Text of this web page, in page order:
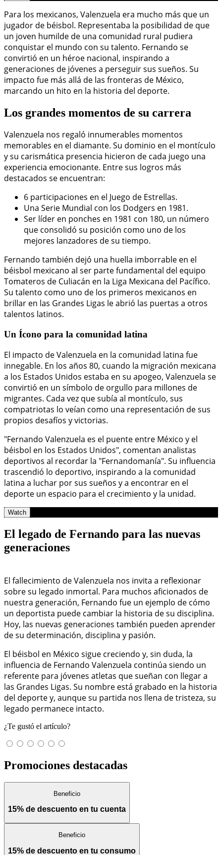
Para los mexicanos, Valenzuela era mucho más que un
jugador de béisbol. Representaba la posibilidad de que
un joven humilde de una comunidad rural pudiera
conquistar el mundo con su talento. Fernando se
convirtió en un héroe nacional, inspirando a
generaciones de jóvenes a perseguir sus sueños. Su
impacto fue más allá de las fronteras de México,
marcando un hito en la historia del deporte.
Los grandes momentos de su carrera
Valenzuela nos regaló innumerables momentos
memorables en el diamante. Su dominio en el montículo
y su carismática presencia hicieron de cada juego una
experiencia emocionante. Entre sus logros más
destacados se encuentran:
6 participaciones en el Juego de Estrellas.
Una Serie Mundial con los Dodgers en 1981.
Ser líder en ponches en 1981 con 180, un número
que consolidó su posición como uno de los
mejores lanzadores de su tiempo.
Fernando también dejó una huella imborrable en el
béisbol mexicano al ser parte fundamental del equipo
Tomateros de Culiacán en la Liga Mexicana del Pacífico.
Su talento como uno de los primeros mexicanos en
brillar en las Grandes Ligas le abrió las puertas a otros
talentos latinos.
Un Ícono para la comunidad latina
El impacto de Valenzuela en la comunidad latina fue
innegable. En los años 80, cuando la migración mexicana
a los Estados Unidos estaba en su apogeo, Valenzuela se
convirtió en un símbolo de orgullo para millones de
migrantes. Cada vez que subía al montículo, sus
compatriotas lo veían como una representación de sus
propios desafíos y victorias.
"Fernando Valenzuela es el puente entre México y el
béisbol en los Estados Unidos", comentan analistas
deportivos al recordar la "Fernandomanía". Su influencia
trascendió lo deportivo, inspirando a la comunidad
latina a luchar por sus sueños y a encontrar en el
deporte un espacio para el crecimiento y la unidad.
Watch
El legado de Fernando para las nuevas
generaciones
El fallecimiento de Valenzuela nos invita a reflexionar
sobre su legado inmortal. Para muchos aficionados de
nuestra generación, Fernando fue un ejemplo de cómo
un deportista puede cambiar la historia de su disciplina.
Hoy, las nuevas generaciones también pueden aprender
de su determinación, disciplina y pasión.
El béisbol en México sigue creciendo y, sin duda, la
influencia de Fernando Valenzuela continúa siendo un
referente para jóvenes atletas que sueñan con llegar a
las Grandes Ligas. Su nombre está grabado en la historia
del deporte y, aunque su partida nos llena de tristeza, su
legado permanece intacto.
¿Te gustó el artículo?
Promociones destacadas
Beneficio
15% de descuento en tu cuenta
Beneficio
15% de descuento en tu consumo